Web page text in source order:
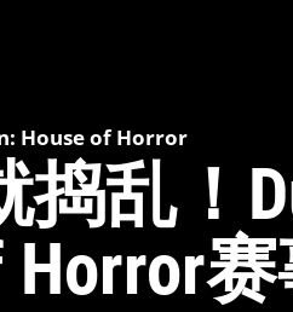
House of Horror
乱！
Horror